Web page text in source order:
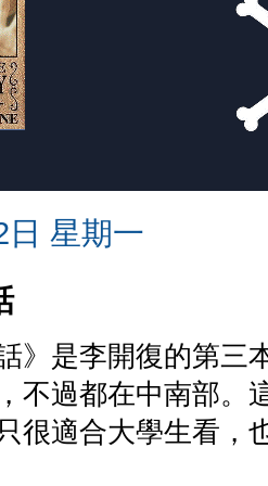
日 星期一
》是李開復的第
不過都在中南部。
很適合大學生看，